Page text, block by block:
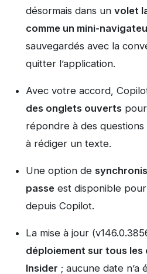
désormais dans un volet
comme un mini-
sauvegardés avec la
quitter l’application.
Avec votre accord,
des onglets ouverts
répondre à des
à rédiger un texte.
Une option de
passe est disponible
depuis Copilot.
La mise à jour
déploiement sur tous les
Insider ; aucune date n’a